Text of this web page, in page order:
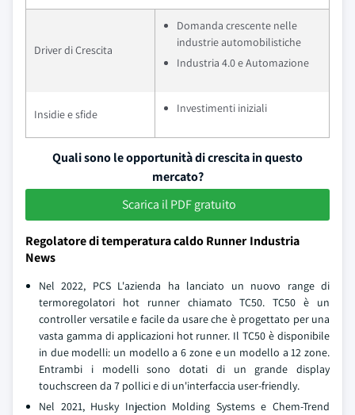
Driver di Crescita
Domanda crescente nelle
industrie automobilistiche
Industria 4.0 e Automazione
Insidie e sfide Investimenti iniziali
Quali sono le opportunità di crescita in questo
mercato?
Scarica il PDF gratuito
Regolatore di temperatura caldo Runner Industria
News
Nel 2022, PCS L'azienda ha lanciato un nuovo range di
termoregolatori hot runner chiamato TC50. TC50 è un
controller versatile e facile da usare che è progettato per una
vasta gamma di applicazioni hot runner. Il TC50 è disponibile
in due modelli: un modello a 6 zone e un modello a 12 zone.
Entrambi i modelli sono dotati di un grande display
touchscreen da 7 pollici e di un'interfaccia user-friendly.
Nel 2021, Husky Injection Molding Systems e Chem-Trend